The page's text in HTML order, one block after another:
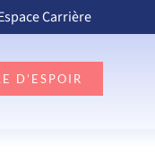
Carrière
D’ESPOIR